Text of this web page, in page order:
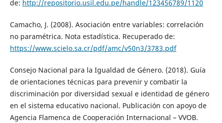
de: http://repositorio.usil.edu.pe/handle/123456789/1120
Camacho, J. (2008). Asociación entre variables: correlación
no paramétrica. Nota estadística. Recuperado de:
https://www.scielo.sa.cr/pdf/amc/v50n3/3783.pdf
Consejo Nacional para la Igualdad de Género. (2018). Guía
de orientaciones técnicas para prevenir y combatir la
discriminación por diversidad sexual e identidad de género
en el sistema educativo nacional. Publicación con apoyo de
Agencia Flamenca de Cooperación Internacional – VVOB.